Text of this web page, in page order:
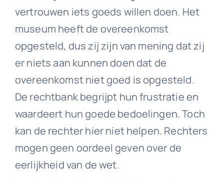
vertrouwen iets goeds willen doen. Het
museum heeft de overeenkomst
opgesteld, dus zij zijn van mening dat zij
er niets aan kunnen doen dat de
overeenkomst niet goed is opgesteld.
De rechtbank begrijpt hun frustratie en
waardeert hun goede bedoelingen. Toch
kan de rechter hier niet helpen. Rechters
mogen geen oordeel geven over de
eerlijkheid van de wet.